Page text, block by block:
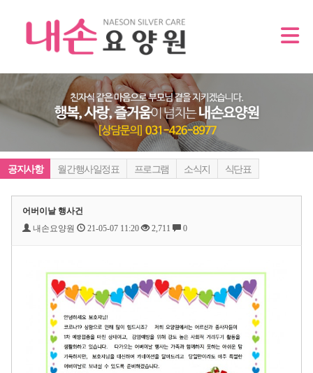
공지사항 월간행사일정표 프로그램 소식지 식단표
어버이날 행사건
내손요양원
21-05-07 11:20 2,711 0